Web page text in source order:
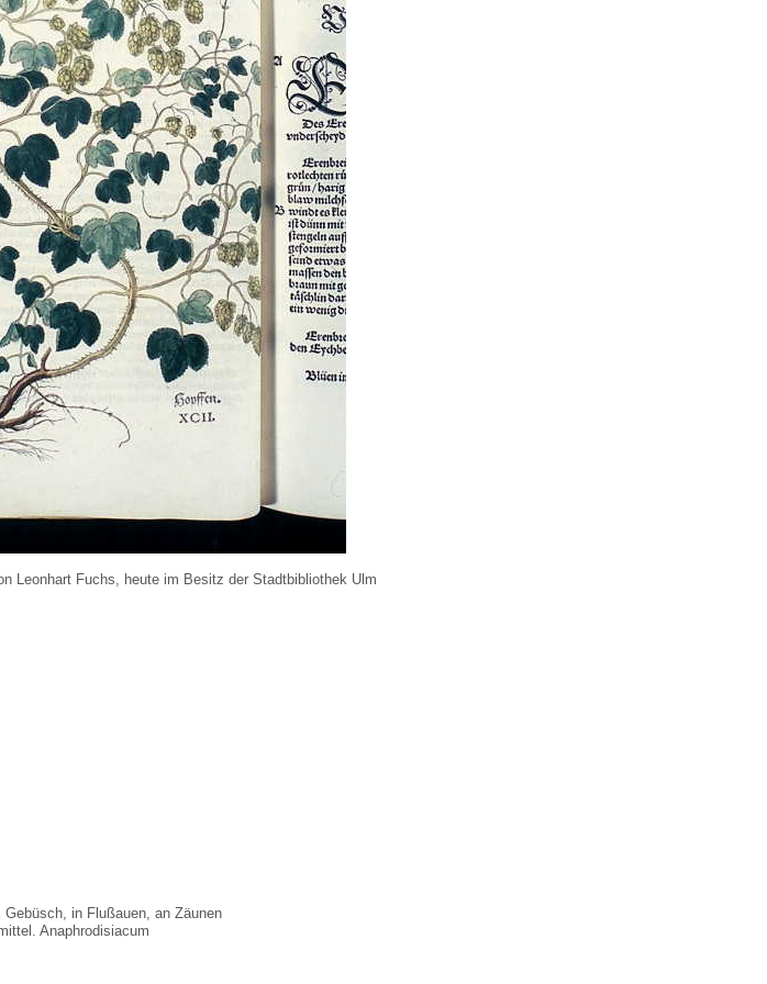
Leonhart Fuchs, heute im Besitz der Stadtbibliothek Ulm
in Flußauen, an Zäunen
Anaphrodisiacum